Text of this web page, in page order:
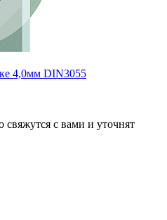
4,0мм DIN3055
с вами и уточнят